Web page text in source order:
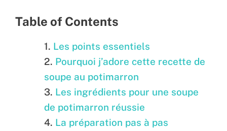
Table of Contents
Les points essentiels
Pourquoi j’adore cette recette de
soupe au potimarron
Les ingrédients pour une soupe
de potimarron réussie
La préparation pas à pas